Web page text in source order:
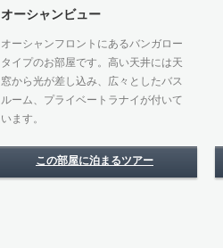
オーシャンビュー
オーシャンフロントにあるバンガロー
タイプのお部屋です。高い天井には天
窓から光が差し込み、広々としたバス
ルーム、プライベートラナイが付いて
います。
この部屋に泊まるツアー